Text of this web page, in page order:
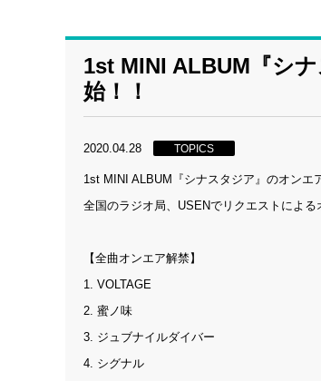
1st MINI ALBUM『シ
始！！
2020.04.28 TOPICS
1st MINI ALBUM『シナスタジア』のオンエ
全国のラジオ局、USENでリクエストによ
【全曲オンエア解禁】
1. VOLTAGE
2. 蜜ノ味
3. ジュブナイルダイバー
4. シグナル